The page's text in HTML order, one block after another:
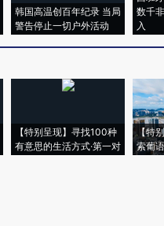
韩国高温创百年纪录 当局
警告停止一切户外活动
数千
入
【特别呈现】寻找100种
有意思的生活方式·第一对
【特
索葡